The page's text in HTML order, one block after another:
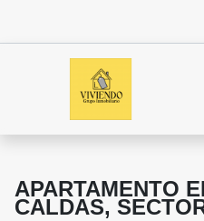
APARTAMENTO
CALDAS,